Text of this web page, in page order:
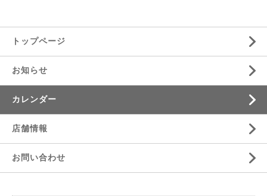
トップページ
お知らせ
カレンダー
店舗情報
お問い合わせ